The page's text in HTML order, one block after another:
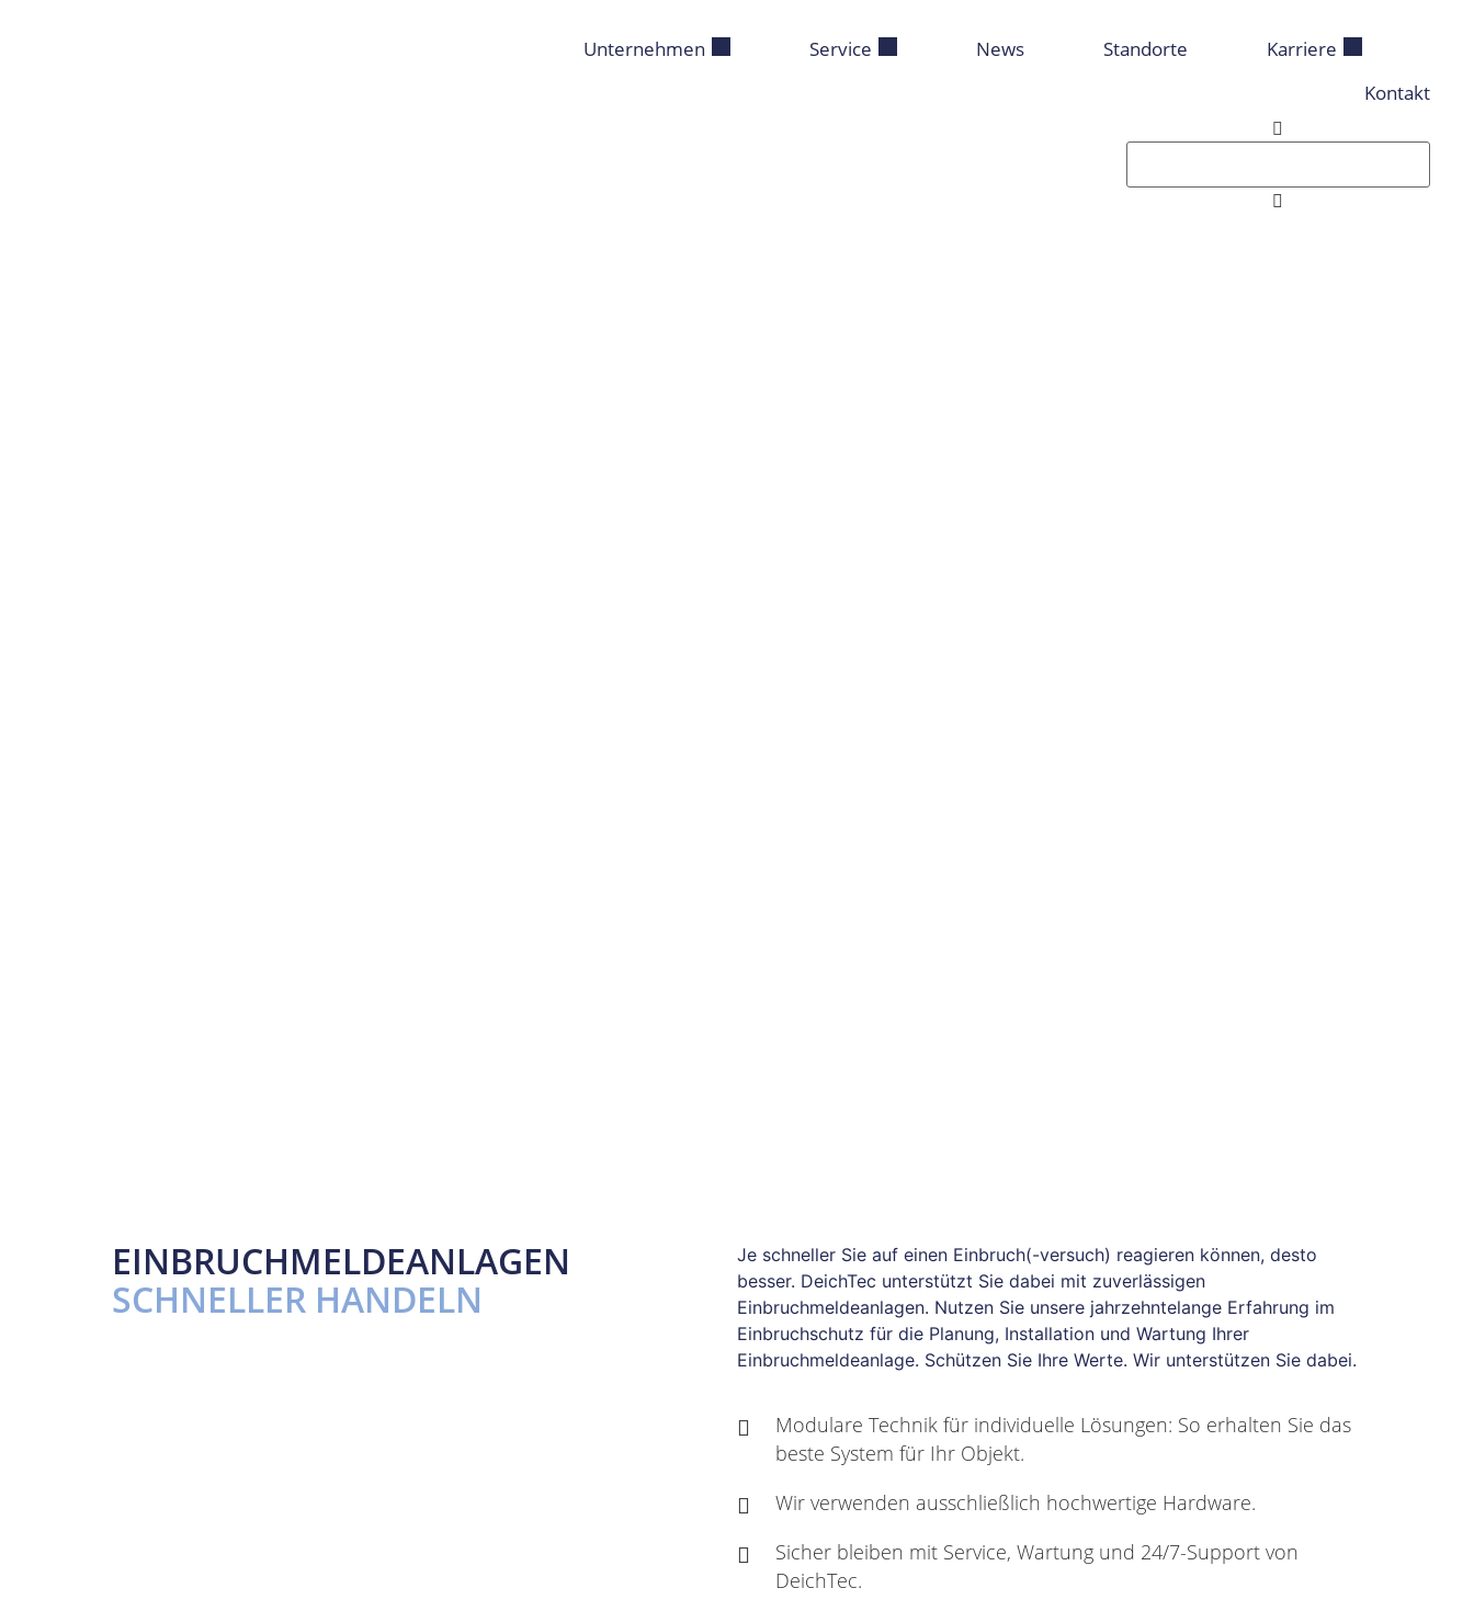
Unternehmen Service News Standorte
Karriere
Kontakt
EINBRUCHMELDEANLAGEN
SCHNELLER HANDELN
Je schneller Sie auf einen Einbruch(-versuch) reagieren können, desto
besser. DeichTec unterstützt Sie dabei mit zuverlässigen
Einbruchmeldeanlagen. Nutzen Sie unsere jahrzehntelange Erfahrung im
Einbruchschutz für die Planung, Installation und Wartung Ihrer
Einbruchmeldeanlage. Schützen Sie Ihre Werte. Wir unterstützen Sie dabei.
Modulare Technik für individuelle Lösungen: So erhalten Sie das
beste System für Ihr Objekt.
Wir verwenden ausschließlich hochwertige Hardware.
Sicher bleiben mit Service, Wartung und 24/7-Support von
DeichTec.